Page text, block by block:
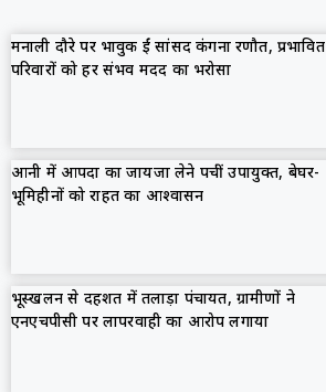
मनाली दौरे पर भावुक हुईं सांसद कंगना रणौत, प्रभावित
परिवारों को हर संभव मदद का भरोसा
आनी में आपदा का जायजा लेने पहुंचीं उपायुक्त, बेघर-
भूमिहीनों को राहत का आश्वासन
भूस्खलन से दहशत में तलाड़ा पंचायत, ग्रामीणों ने
एनएचपीसी पर लापरवाही का आरोप लगाया